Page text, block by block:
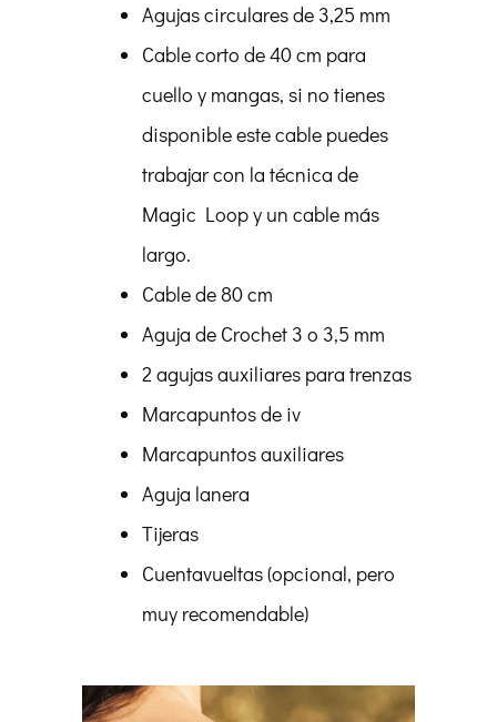
Agujas circulares de 3,25 mm
Cable corto de 40 cm para
cuello y mangas, si no tienes
disponible este cable puedes
trabajar con la técnica de
Magic Loop y un cable más
largo.
Cable de 80 cm
Aguja de Crochet 3 o 3,5 mm
2 agujas auxiliares para trenzas
Marcapuntos de iv
Marcapuntos auxiliares
Aguja lanera
Tijeras
Cuentavueltas (opcional, pero
muy recomendable)